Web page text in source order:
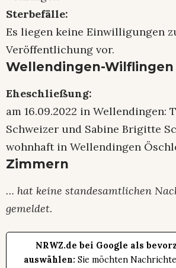
Sterbefälle:
Es liegen keine Einwilligungen
Veröffentlichung vor.
Wellendingen-Wilflingen
Eheschließung:
am 16.09.2022 in Wellendingen:
Schweizer und Sabine Brigitte
wohnhaft in Wellendingen
Zimmern
… hat keine standesamtlichen
gemeldet.
NRWZ.de bei Google als
auswählen: Sie möchten